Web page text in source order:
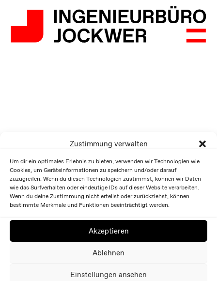
Zustimmung verwalten
Um dir ein optimales Erlebnis zu bieten, verwenden wir Technologien wie
Cookies, um Geräteinformationen zu speichern und/oder darauf
zuzugreifen. Wenn du diesen Technologien zustimmst, können wir Daten
wie das Surfverhalten oder eindeutige IDs auf dieser Website verarbeiten.
Wenn du deine Zustimmung nicht erteilst oder zurückziehst, können
bestimmte Merkmale und Funktionen beeinträchtigt werden.
Akzeptieren
Ablehnen
Einstellungen ansehen